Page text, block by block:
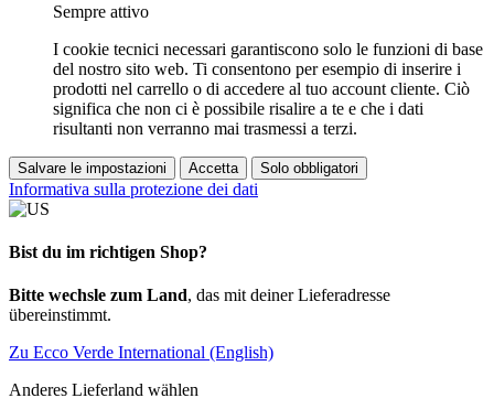
Sempre attivo
I cookie tecnici necessari garantiscono solo le funzioni di base
del nostro sito web. Ti consentono per esempio di inserire i
prodotti nel carrello o di accedere al tuo account cliente. Ciò
significa che non ci è possibile risalire a te e che i dati
risultanti non verranno mai trasmessi a terzi.
Salvare le impostazioni Accetta Solo obbligatori
Informativa sulla protezione dei dati
Bist du im richtigen Shop?
Bitte wechsle zum Land, das mit deiner Lieferadresse
übereinstimmt.
Zu Ecco Verde International (English)
Anderes Lieferland wählen